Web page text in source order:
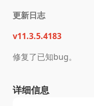
更新日志
v11.3.5.4183
修复了已知bug。
详细信息